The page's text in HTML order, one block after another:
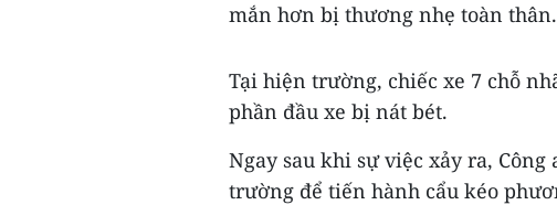
mắn hơn bị thương nhẹ toàn thân.
Tại hiện trường, chiếc xe 7 chỗ
phần đầu xe bị nát bét.
Ngay sau khi sự việc xảy ra,
trường để tiến hành cẩu kéo